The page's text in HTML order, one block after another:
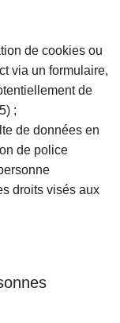
de cookies ou
via un formulaire,
de
;
de données en
de police
droits visés aux